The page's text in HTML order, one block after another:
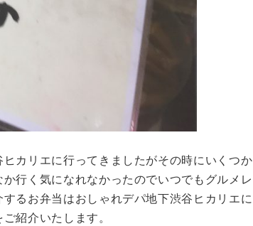
カリエに行ってきましたがその時にいくつか
行く気になれなかったのでいつでもグルメレ
るお弁当はおしゃれデパ地下渋谷ヒカリエに
紹介いたします。